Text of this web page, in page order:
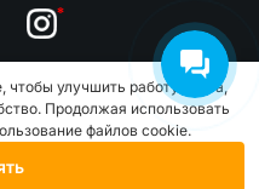
*
"КУЛЬМИНАЦИЯ"
1222200001803
2221256050
улучшить работу сайта,
Продолжая использовать
файлов cookie.